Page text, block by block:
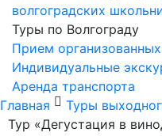
волгоградских
Туры по Волгограду
Прием
Индивидуальные
Аренда транспорта
Главная
Туры
Тур «Дегустация в